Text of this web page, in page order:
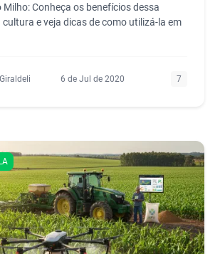
Conheça os benefícios dessa
e veja dicas de como utilizá-la em
6 de Jul de 2020 7